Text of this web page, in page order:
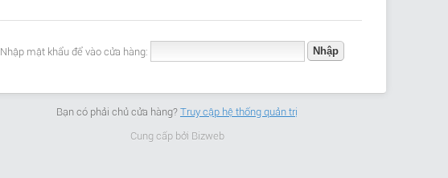
Nhập mật khẩu để vào cửa hàng:
Bạn có phải chủ cửa hàng? Truy cập hệ thống quản trị
Cung cấp bởi Bizweb